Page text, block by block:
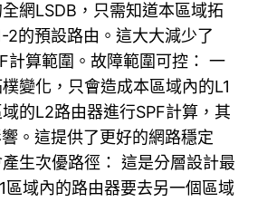
網LSDB，只需知道本區域拓
2的預設路由。這大大減少了
計算範圍。故障範圍可控： 一
變化，只會造成本區域內的L1
的L2路由器進行SPF計算，其
。這提供了更好的網路穩定
生次優路徑： 這是分層設計最
區域內的路由器要去另一個區域